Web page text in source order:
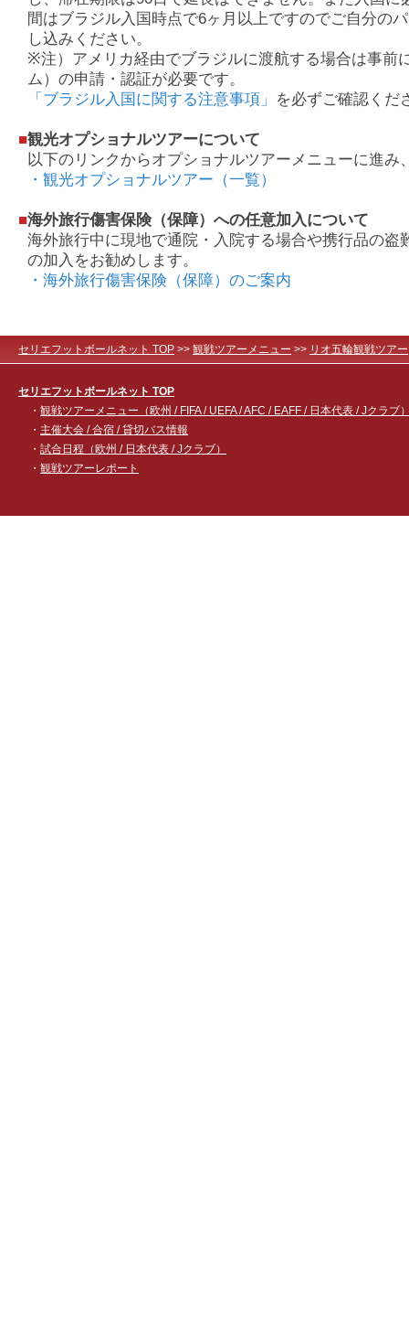
間はブラジル入国時点で6ヶ月以上ですのでご自分の
し込みください。
※注）アメリカ経由でブラジルに渡航する場合は事前
ム）の申請・認証が必要です。
「ブラジル入国に関する注意事項」 を必ずご確認くだ
■観光オプショナルツアーについて
以下のリンクからオプショナルツアーメニューに進み
・観光オプショナルツアー（一覧）
■海外旅行傷害保険（保障）への任意加入について
海外旅行中に現地で通院・入院する場合や携行品の盗
の加入をお勧めします。
・海外旅行傷害保険（保障）のご案内
セリエフットボールネット TOP >> 観戦ツアーメニュー >> リオ五輪観戦ツアー
セリエフットボールネット TOP
・ 観戦ツアーメニュー（欧州 / FIFA / UEFA / AFC / EAFF / 日本代表 / Jクラブ
・ 主催大会 / 合宿 / 貸切バス情報
・ 試合日程（欧州 / 日本代表 / Jクラブ）
・ 観戦ツアーレポート